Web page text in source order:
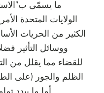
ما يسمّى
الولايات المتحدة
الكثير من الحريات
ووسائل التأثير
للقضاء مما يقلل من
الظلم والجور (على